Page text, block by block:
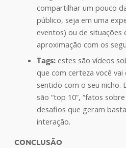
compartilhar um pouco
público, seja em uma
eventos) ou de situações
aproximação com os
Tags:estes são vídeos
que com certeza você
sentido com o seu nicho.
são “top 10”, “fatos
desafios que geram
interação.
CONCLUSÃO